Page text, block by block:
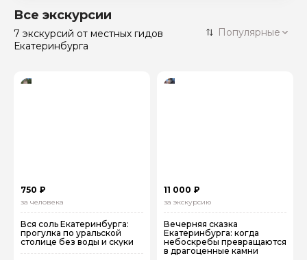
Санкт-Петербург
Россия
50 экскурсий
Все экскурсии
7 экскурсий от местных гидов
Екатеринбурга
Популярные
750 ₽
за человека
Вся соль Екатеринбурга:
прогулка по уральской
столице без воды и скуки
11 000 ₽
за экскурсию
Вечерняя сказка
Екатеринбурга: когда
небоскребы превращаются
в драгоценные камни